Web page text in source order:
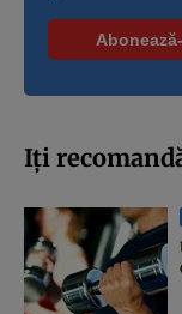
Iți